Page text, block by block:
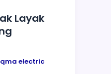
Layak
electric